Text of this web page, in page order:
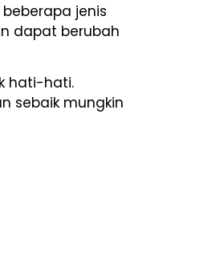
jenis
dapat berubah
hati-hati.
sebaik mungkin